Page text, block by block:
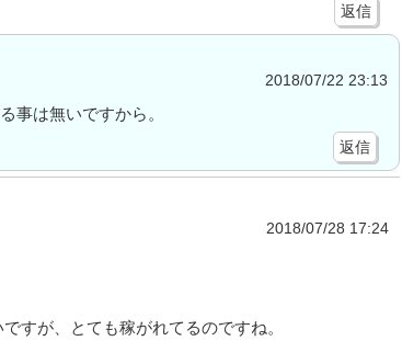
返信
2018/07/22 23:13
事は無いですから。
返信
2018/07/28 17:24
すが、とても稼がれてるのですね。